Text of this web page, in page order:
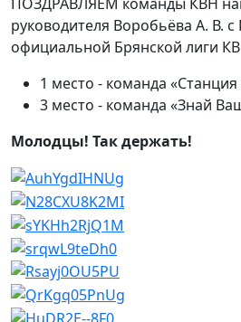
руководителя Воробьёва А. В.
официальной Брянской лиги
1 место - команда
3 место - команда «Знай
Молодцы! Так держать!